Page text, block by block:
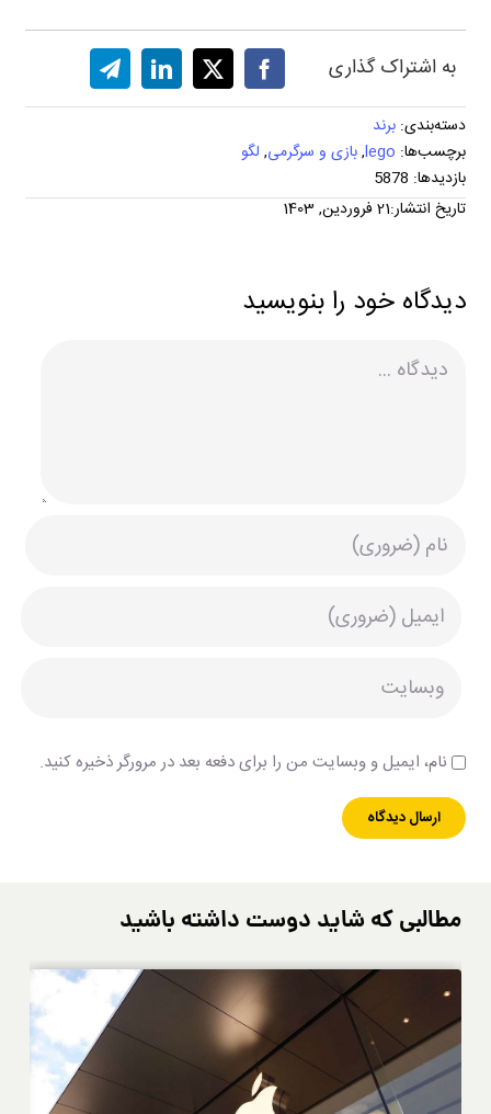
به اشتراک گذاری
دسته‌بندی: برند
برچسب‌ها: lego
,بازی و سرگرمی, لگو
بازدیدها: 5878
تاریخ انتشار:21 فروردین, 1403
دیدگاه خود را بنویسید
نام، ایمیل و وبسایت من را برای دفعه بعد در مرورگر ذخیره کنید.
مطالبی که شاید دوست داشته باشید